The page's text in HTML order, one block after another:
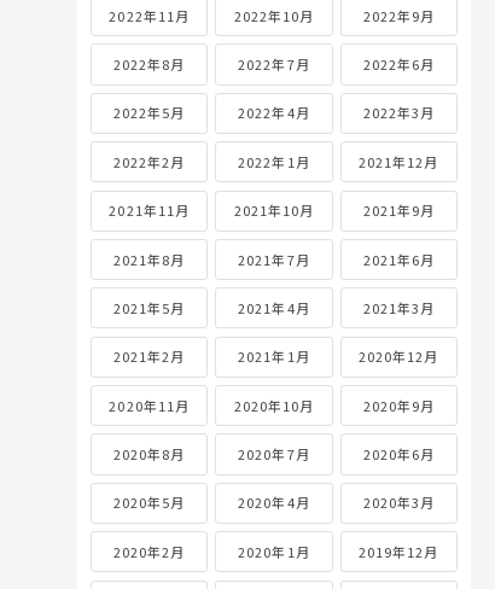
2022年11月 2022年10月 2022年9月
2022年8月 2022年7月 2022年6月
2022年5月 2022年4月 2022年3月
2022年2月 2022年1月 2021年12月
2021年11月 2021年10月 2021年9月
2021年8月 2021年7月 2021年6月
2021年5月 2021年4月 2021年3月
2021年2月 2021年1月 2020年12月
2020年11月 2020年10月 2020年9月
2020年8月 2020年7月 2020年6月
2020年5月 2020年4月 2020年3月
2020年2月 2020年1月 2019年12月